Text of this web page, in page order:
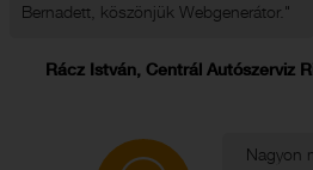
Bernadett, köszönjük Webgenerátor."
Rácz István, Centrál Autószerviz
Nagyon